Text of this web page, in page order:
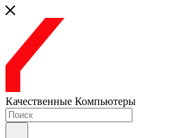
Качественные Компьютеры